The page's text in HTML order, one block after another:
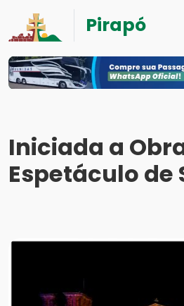
Pirapó
Iniciada a
Espetáculo de